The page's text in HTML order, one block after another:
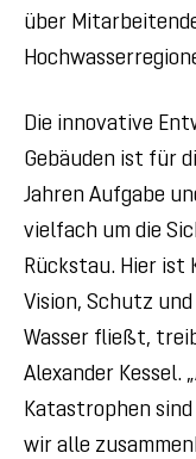
über
Die innovative
Gebäuden ist für
Jahren Aufgabe
vielfach um die
Rückstau. Hier ist
Vision, Schutz
Wasser fließt,
Alexander Kessel.
Katastrophen
wir alle